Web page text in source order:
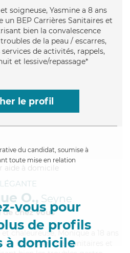
soigneuse, Yasmine a 8 ans
un BEP Carrières Sanitaires et
bien la convalescence
de la peau / escarres,
de activités, rappels,
et lessive/repassage*
le profil
du candidat, soumise à
toute mise en relation
vous pour
de profils
à domicile
O., Seyne
de chez Vous
et chaleureuse, Monique a 18 ans
un BEP Carrières Sanitaires et